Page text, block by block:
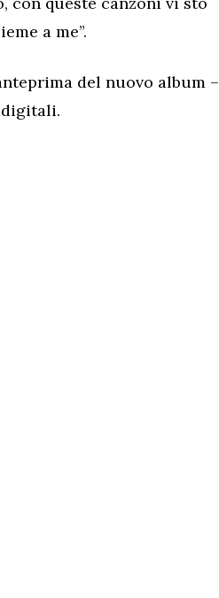
a me”.
del nuovo album –